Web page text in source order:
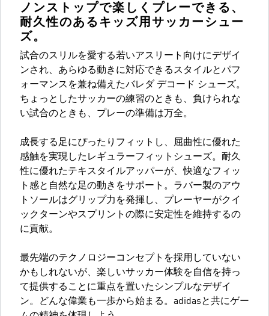
ノンストップで楽しくプレーできる、
耐久性のあるキッズ用サッカーシュー
ズ。
試合のスリルを愛する若いアスリート向けにデザイ
ンされ、あらゆる動きに対応できるスタイルとパフ
ォーマンスを兼ね備えたバレダ デコード シューズ。
ちょっとしたサッカーの練習のときも、負けられな
い試合のときも、プレーの準備は万全。
成長する足にぴったりフィットし、屈曲性に優れた
感触を実現したレギュラーフィットシューズ。耐久
性に優れたテキスタイルアッパーが、快適なフィッ
ト感と自然な足の動きをサポート。ラバー製のアウ
トソールはグリップ力を発揮し、プレーヤーがクイ
ックターンやスプリントの際に安定性を維持するの
に貢献。
最先端のテクノロジーコンセプトを採用していない
かもしれないが、楽しいサッカー体験を自信を持っ
て提供することに重点を置いたシンプルなデザイ
ン。どんな偉業も一歩から始まる。adidasと共にゲー